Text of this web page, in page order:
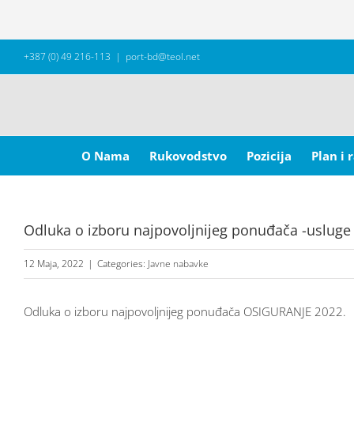
+387 (0) 49 216-113 | port-bd@teol.net
for:
O Nama
Rukovodstvo Pozicija Plan i
Odluka o izboru najpovoljnijeg ponuđača -
12 Maja, 2022 | Categories: Javne nabavke
Odluka o izboru najpovoljnijeg ponuđača OSIGURANJE 2022.